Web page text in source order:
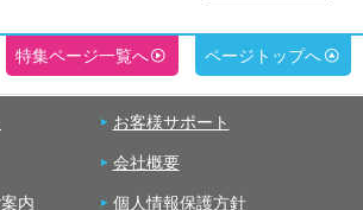
特集ページ一覧へ ページトップへ
お客様サポート
会社概要
内 個人情報保護方針